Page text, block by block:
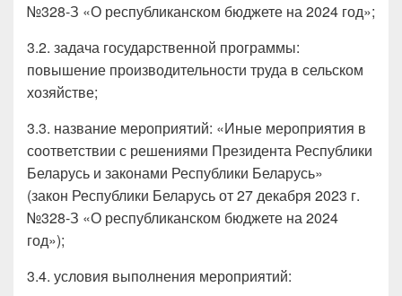
№328-З «О республиканском бюджете на 2024 год»;
3.2. задача государственной программы:
повышение производительности труда в сельском
хозяйстве;
3.3. название мероприятий: «Иные мероприятия в
соответствии с решениями Президента Республики
Беларусь и законами Республики Беларусь»
(закон Республики Беларусь от 27 декабря 2023 г.
№328-З «О республиканском бюджете на 2024
год»);
3.4. условия выполнения мероприятий: